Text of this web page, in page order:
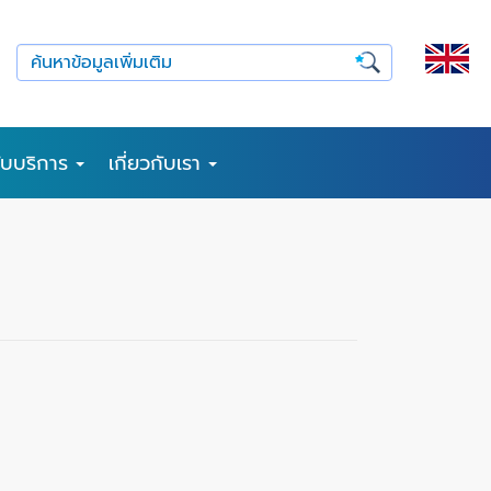
บริการ เกี่ยวกับเรา